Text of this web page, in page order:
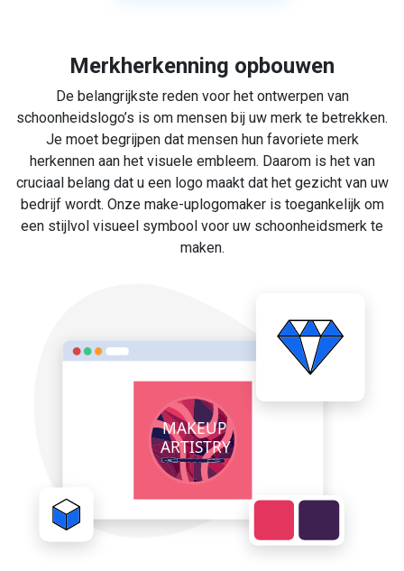
Merkherkenning opbouwen
De belangrijkste reden voor het ontwerpen van
schoonheidslogo’s is om mensen bij uw merk te betrekken.
Je moet begrijpen dat mensen hun favoriete merk
herkennen aan het visuele embleem. Daarom is het van
cruciaal belang dat u een logo maakt dat het gezicht van uw
bedrijf wordt. Onze make-uplogomaker is toegankelijk om
een stijlvol visueel symbool voor uw schoonheidsmerk te
maken.